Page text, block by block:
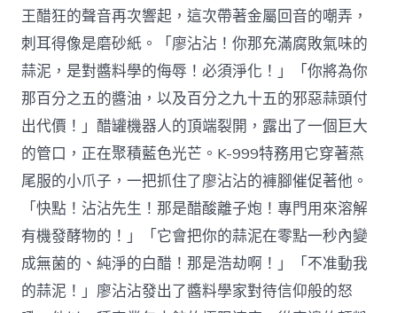
王醋狂的聲音再次響起，這次帶著金屬回音的嘲弄，
刺耳得像是磨砂紙。「廖沾沾！你那充滿腐敗氣味的
蒜泥，是對醬料學的侮辱！必須淨化！」「你將為你
那百分之五的醬油，以及百分之九十五的邪惡蒜頭付
出代價！」醋罐機器人的頂端裂開，露出了一個巨大
的管口，正在聚積藍色光芒。K-999特務用它穿著燕
尾服的小爪子，一把抓住了廖沾沾的褲腳催促著他。
「快點！沾沾先生！那是醋酸離子炮！專門用來溶解
有機發酵物的！」「它會把你的蒜泥在零點一秒內變
成無菌的、純淨的白醋！那是浩劫啊！」「不准動我
的蒜泥！」廖沾沾發出了醬料學家對待信仰般的怒